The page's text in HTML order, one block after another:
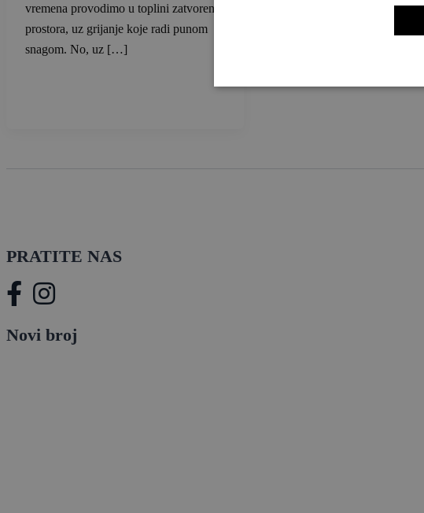
vremena provodimo u toplini zatvorenih
prostora, uz grijanje koje radi punom
snagom. No, uz […]
PRATITE NAS
Novi broj